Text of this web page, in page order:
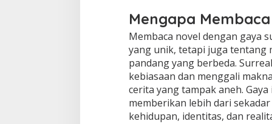
Mengapa
Membaca novel dengan gaya
yang unik, tetapi juga tentang
pandang yang berbeda.
kebiasaan dan menggali
cerita yang tampak aneh.
memberikan lebih dari
kehidupan, identitas, dan